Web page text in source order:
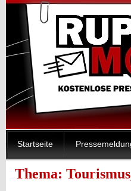
Startseite
Thema: